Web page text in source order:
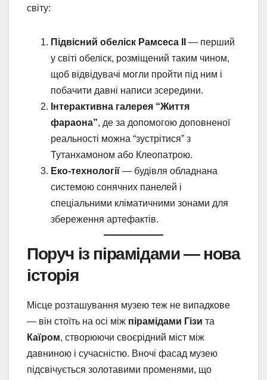
світу:
Підвісний обеліск Рамсеса II
— перший
у світі обеліск, розміщений таким чином,
щоб відвідувачі могли пройти під ним і
побачити давні написи зсередини.
Інтерактивна галерея “Життя
фараона”, де за допомогою доповненої
реальності можна “зустрітися” з
Тутанхамоном або Клеопатрою.
Еко-технології — будівля обладнана
системою сонячних панелей і
спеціальними кліматичними зонами для
збереження артефактів.
Поруч із пірамідами — нова
історія
Місце розташування музею теж не випадкове
— він стоїть на осі між пірамідами Гізи та
Каїром, створюючи своєрідний міст між
давниною і сучасністю. Вночі фасад музею
підсвічується золотавими променями, що